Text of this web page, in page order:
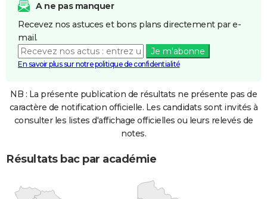
A ne pas manquer
Recevez nos astuces et bons plans directement par e-
mail.
Je m'abonne
En savoir plus sur notre politique de confidentialité
NB : La présente publication de résultats ne présente pas de
caractère de notification officielle. Les candidats sont invités à
consulter les listes d'affichage officielles ou leurs relevés de
notes.
Résultats bac par académie